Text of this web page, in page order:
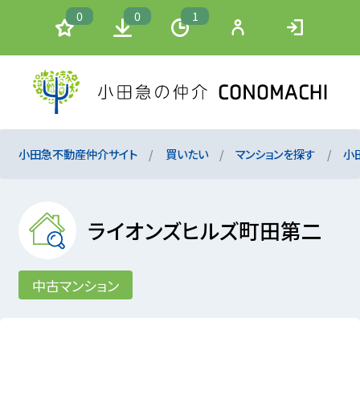
0 0 1
小田急不動産仲介サイト 買いたい マンションを探す 小
ライオンズヒルズ町田第二
中古マンション